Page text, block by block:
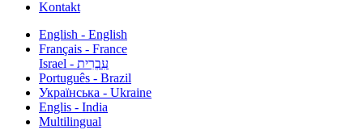
Kontakt
English - English
Français - France
עִבְרִית - Israel
Português - Brazil
Українська - Ukraine
Englis - India
Multilingual